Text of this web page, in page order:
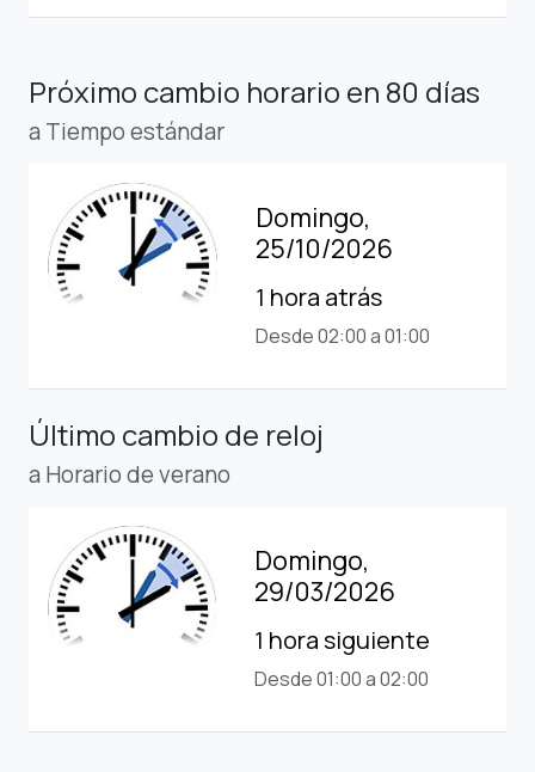
Próximo cambio horario en 80 días
a Tiempo estándar
Domingo,
25/10/2026
1 hora atrás
Desde 02:00 a 01:00
Último cambio de reloj
a Horario de verano
Domingo,
29/03/2026
1 hora siguiente
Desde 01:00 a 02:00